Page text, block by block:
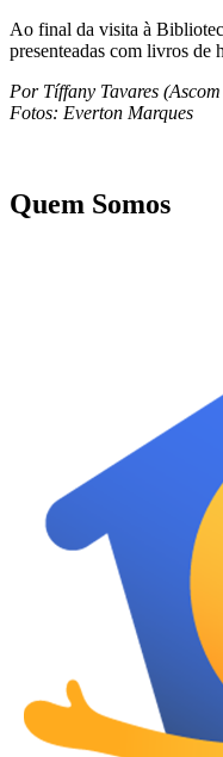
Ao final da visita à
presenteadas com livros de
Por Tíffany Tavares
Fotos: Everton Marques
Quem Somos